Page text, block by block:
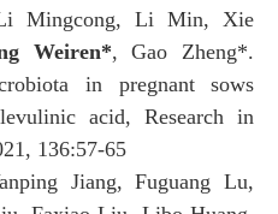
Mingcong, Li Min, Xie
Weiren*, Gao Zheng*.
in pregnant sows
acid, Research in
136:57-65
Jiang, Fuguang Lu,